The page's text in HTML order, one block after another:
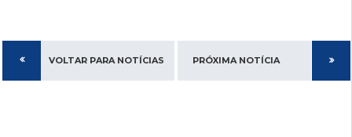
VOLTAR PARA NOTÍCIAS PRÓXIMA NOTÍCIA